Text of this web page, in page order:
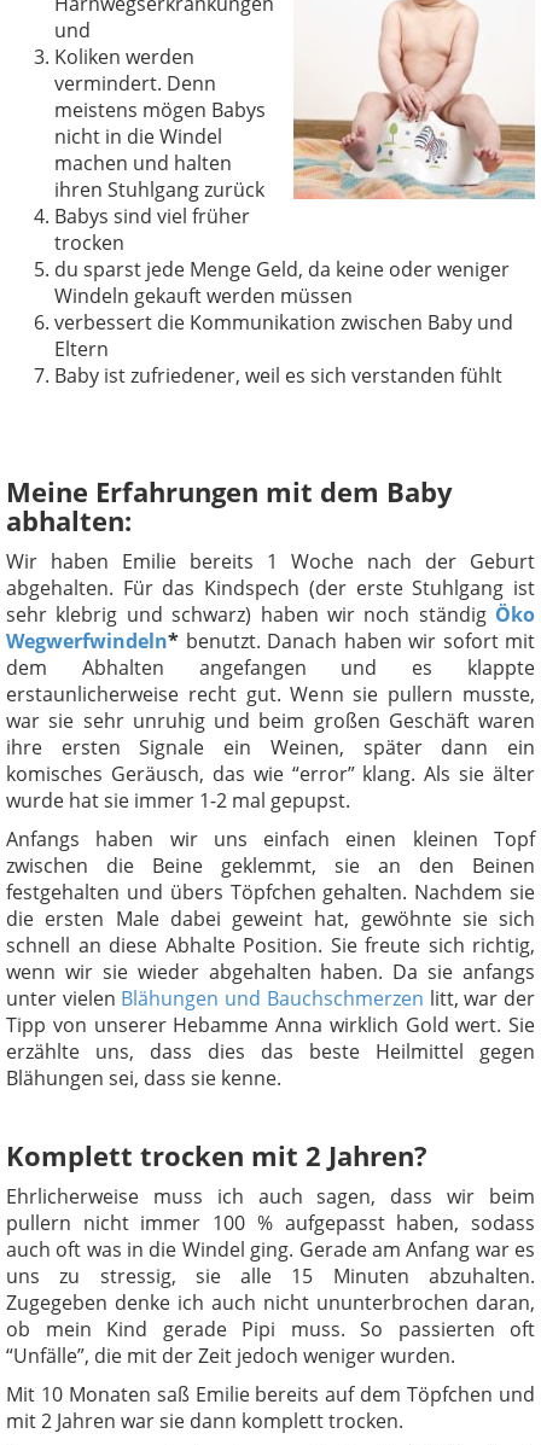
und
Koliken werden
vermindert. Denn
meistens mögen Babys
nicht in die Windel
machen und halten
ihren Stuhlgang zurück
Babys sind viel früher
trocken
du sparst jede Menge Geld, da keine oder weniger
Windeln gekauft werden müssen
verbessert die Kommunikation zwischen Baby und
Eltern
Baby ist zufriedener, weil es sich verstanden fühlt
Meine Erfahrungen mit dem Baby
abhalten:
Wir haben Emilie bereits 1 Woche nach der Geburt
abgehalten. Für das Kindspech (der erste Stuhlgang ist
sehr klebrig und schwarz) haben wir noch ständig Öko
Wegwerfwindeln* benutzt. Danach haben wir sofort mit
dem Abhalten angefangen und es klappte
erstaunlicherweise recht gut. Wenn sie pullern musste,
war sie sehr unruhig und beim großen Geschäft waren
ihre ersten Signale ein Weinen, später dann ein
komisches Geräusch, das wie “error” klang. Als sie älter
wurde hat sie immer 1-2 mal gepupst.
Anfangs haben wir uns einfach einen kleinen Topf
zwischen die Beine geklemmt, sie an den Beinen
festgehalten und übers Töpfchen gehalten. Nachdem sie
die ersten Male dabei geweint hat, gewöhnte sie sich
schnell an diese Abhalte Position. Sie freute sich richtig,
wenn wir sie wieder abgehalten haben. Da sie anfangs
unter vielen Blähungen und Bauchschmerzen litt, war der
Tipp von unserer Hebamme Anna wirklich Gold wert. Sie
erzählte uns, dass dies das beste Heilmittel gegen
Blähungen sei, dass sie kenne.
Komplett trocken mit 2 Jahren?
Ehrlicherweise muss ich auch sagen, dass wir beim
pullern nicht immer 100 % aufgepasst haben, sodass
auch oft was in die Windel ging. Gerade am Anfang war es
uns zu stressig, sie alle 15 Minuten abzuhalten.
Zugegeben denke ich auch nicht ununterbrochen daran,
ob mein Kind gerade Pipi muss. So passierten oft
“Unfälle”, die mit der Zeit jedoch weniger wurden.
Mit 10 Monaten saß Emilie bereits auf dem Töpfchen und
mit 2 Jahren war sie dann komplett trocken.